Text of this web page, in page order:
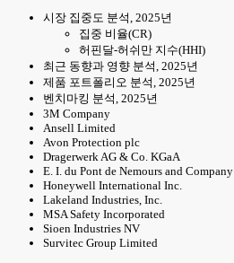
시장 집중도 분석, 2025년
집중 비율(CR)
허핀달-허쉬만 지수(HHI)
최근 동향과 영향 분석, 2025년
제품 포트폴리오 분석, 2025년
벤치마킹 분석, 2025년
3M Company
Ansell Limited
Avon Protection plc
Dragerwerk AG & Co. KGaA
E. I. du Pont de Nemours and Company
Honeywell International Inc.
Lakeland Industries, Inc.
MSA Safety Incorporated
Sioen Industries NV
Survitec Group Limited